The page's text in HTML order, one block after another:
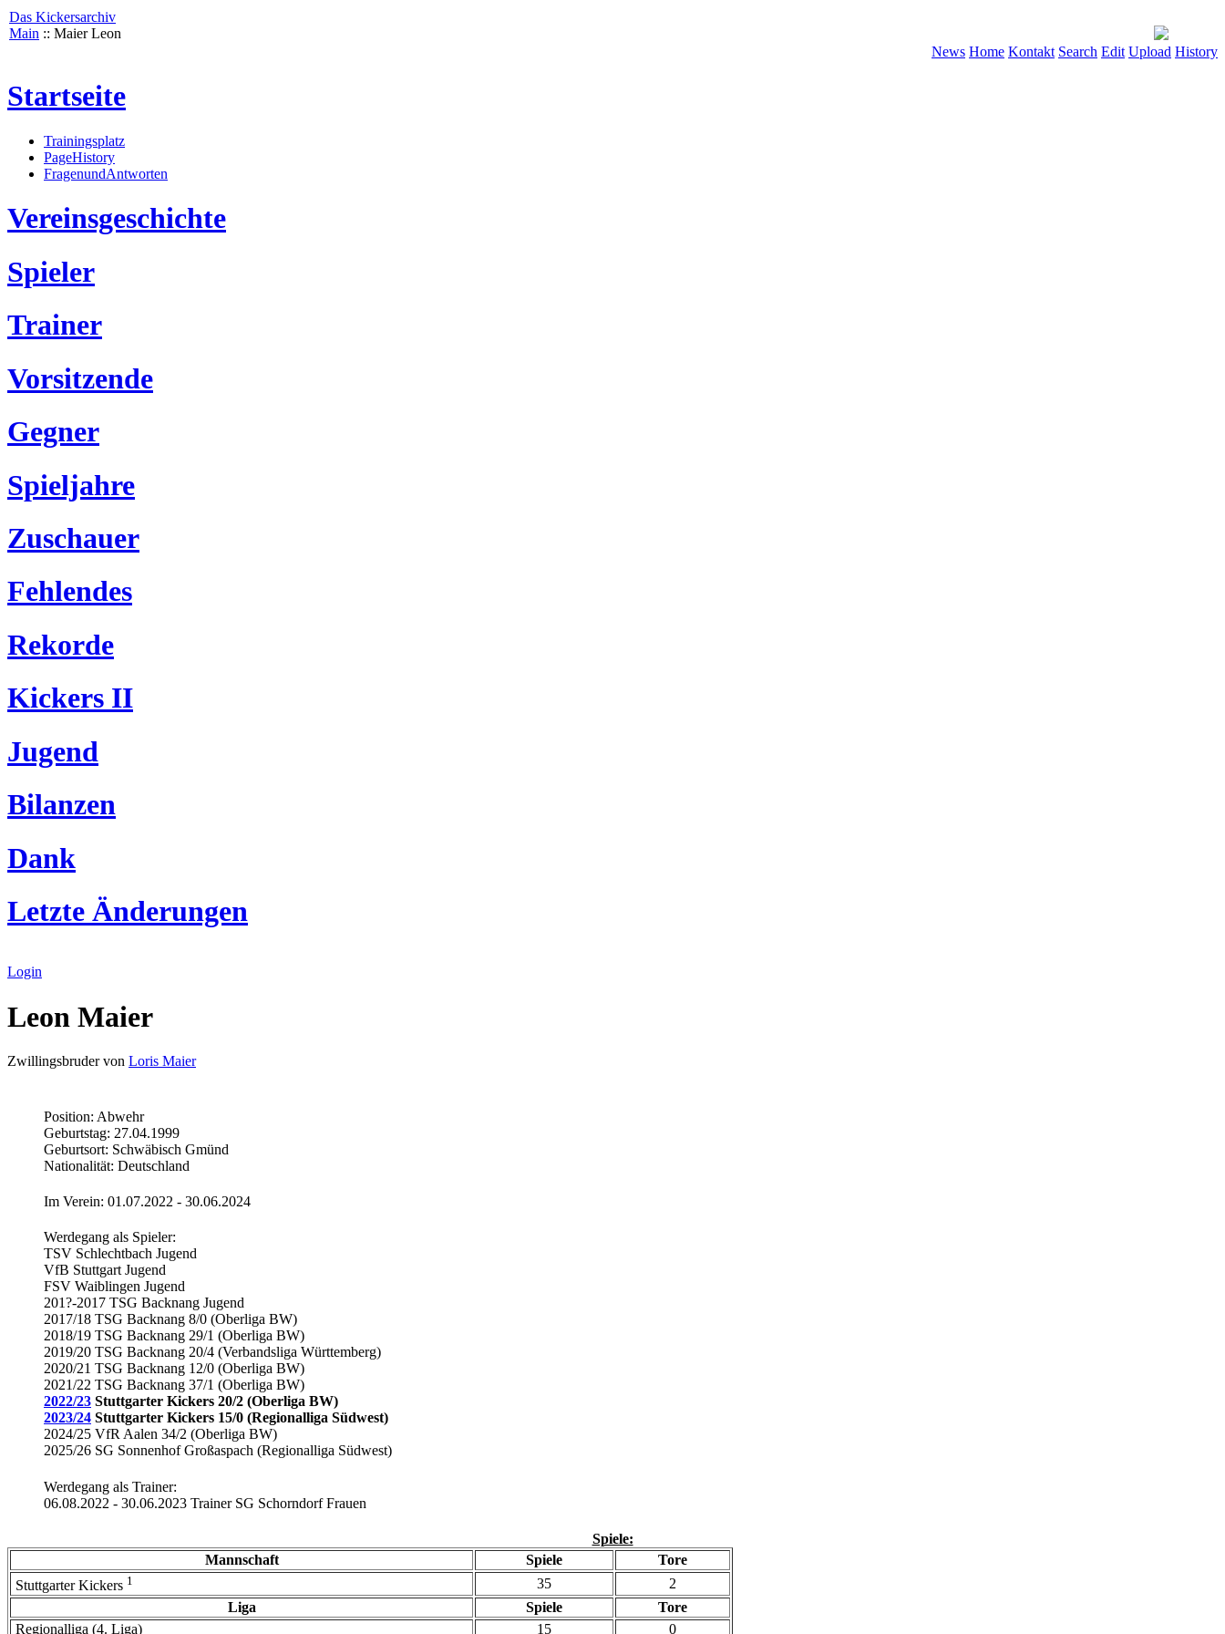
Das Kickersarchiv
Main :: Maier Leon
News Home Kontakt Search Edit Upload History
Startseite
Trainingsplatz
PageHistory
FragenundAntworten
Vereinsgeschichte
Spieler
Trainer
Vorsitzende
Gegner
Spieljahre
Zuschauer
Fehlendes
Rekorde
Kickers II
Jugend
Bilanzen
Dank
Letzte Änderungen
Login
Leon Maier
Zwillingsbruder von Loris Maier
Position: Abwehr
Geburtstag: 27.04.1999
Geburtsort: Schwäbisch Gmünd
Nationalität: Deutschland
Im Verein: 01.07.2022 - 30.06.2024
Werdegang als Spieler:
TSV Schlechtbach Jugend
VfB Stuttgart Jugend
FSV Waiblingen Jugend
201?-2017 TSG Backnang Jugend
2017/18 TSG Backnang 8/0 (Oberliga BW)
2018/19 TSG Backnang 29/1 (Oberliga BW)
2019/20 TSG Backnang 20/4 (Verbandsliga Württemberg)
2020/21 TSG Backnang 12/0 (Oberliga BW)
2021/22 TSG Backnang 37/1 (Oberliga BW)
2022/23 Stuttgarter Kickers 20/2 (Oberliga BW)
2023/24 Stuttgarter Kickers 15/0 (Regionalliga Südwest)
2024/25 VfR Aalen 34/2 (Oberliga BW)
2025/26 SG Sonnenhof Großaspach (Regionalliga Südwest)
Werdegang als Trainer:
06.08.2022 - 30.06.2023 Trainer SG Schorndorf Frauen
Spiele:
Mannschaft
Spiele
Tore
Stuttgarter Kickers 1 35
2
Liga
Spiele
Tore
Regionalliga (4. Liga)
15 0